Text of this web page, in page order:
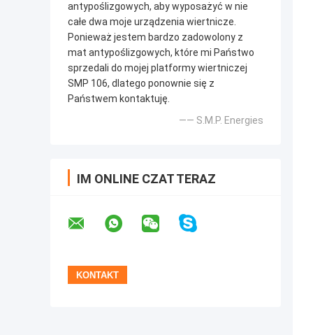
antypoślizgowych, aby wyposażyć w nie
całe dwa moje urządzenia wiertnicze.
Ponieważ jestem bardzo zadowolony z
mat antypoślizgowych, które mi Państwo
sprzedali do mojej platformy wiertniczej
SMP 106, dlatego ponownie się z
Państwem kontaktuję.
—— S.M.P. Energies
IM ONLINE CZAT TERAZ